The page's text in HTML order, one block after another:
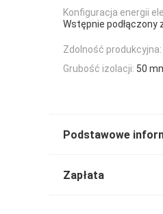
Konfiguracja energii
Wstępnie
Zdolność produkcyjna:
Grubość izolacji: 50
Podstawowe
Zapłata